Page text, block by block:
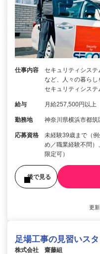
仕事内容
セキュリティシス
など、人々の暮ら
セキュリティシス
給与 月給257,500円以上
勤務地 神奈川県横浜市都筑
応募資格
未経験39歳まで（
め／職業経験不問
限定可）
後で見る
更
足場工事の見習いス
株式会社 齋藤組